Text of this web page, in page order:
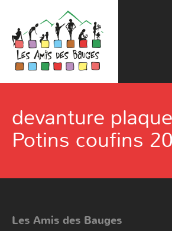
devanture
Potins coufins
Les Amis des Bauges